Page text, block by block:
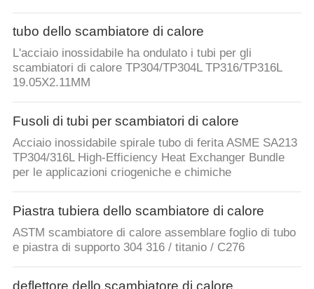
tubo dello scambiatore di calore
L'acciaio inossidabile ha ondulato i tubi per gli
scambiatori di calore TP304/TP304L TP316/TP316L
19.05X2.11MM
Fusoli di tubi per scambiatori di calore
Acciaio inossidabile spirale tubo di ferita ASME SA213
TP304/316L High-Efficiency Heat Exchanger Bundle
per le applicazioni criogeniche e chimiche
Piastra tubiera dello scambiatore di calore
ASTM scambiatore di calore assemblare foglio di tubo
e piastra di supporto 304 316 / titanio / C276
deflettore dello scambiatore di calore